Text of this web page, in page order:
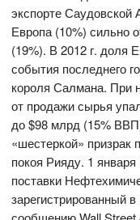
экспорте Саудовской
Европа (10%) сильно
(19%). В 2012 г.
события последнего
короля Салмана. При
от продажи сырья
до $98 млрд (15%
«шестеркой» призрак
покоя Рияду. 1
поставки
зарегистрированный